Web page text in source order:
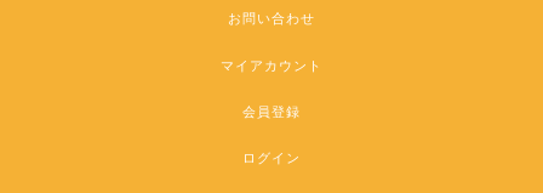
お問い合わせ
マイアカウント
会員登録
ログイン